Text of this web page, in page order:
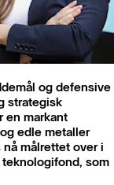
og defensive
strategisk
en markant
edle metaller
målrettet over i
som